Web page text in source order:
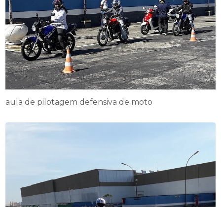
aula de pilotagem defensiva de moto